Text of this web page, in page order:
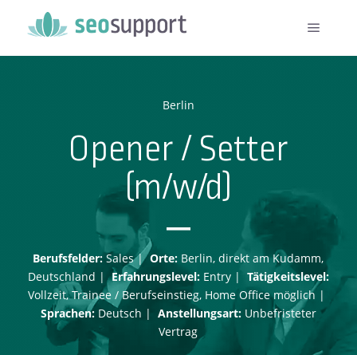
Berlin
Opener / Setter
(m/w/d)
–
Berufsfelder: Sales |Orte: Berlin, direkt am Kudamm,
Deutschland |Erfahrungslevel:Entry | Tätigkeitslevel:
Vollzeit, Trainee / Berufseinstieg, Home Office möglich |
Sprachen:Deutsch | Anstellungsart:Unbefristeter
Vertrag